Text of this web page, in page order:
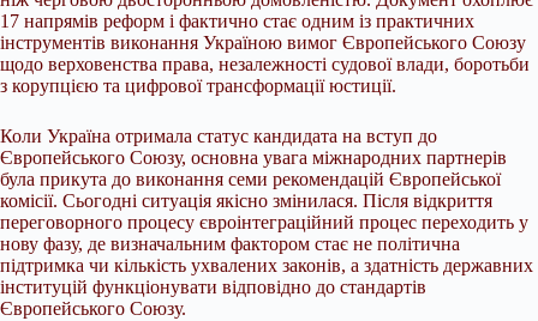
17 напрямів реформ і фактично стає одним із практичних
інструментів виконання Україною вимог Європейського Союзу
щодо верховенства права, незалежності судової влади, боротьби
з корупцією та цифрової трансформації юстиції.
Коли Україна отримала статус кандидата на вступ до
Європейського Союзу, основна увага міжнародних партнерів
була прикута до виконання семи рекомендацій Європейської
комісії. Сьогодні ситуація якісно змінилася. Після відкриття
переговорного процесу євроінтеграційний процес переходить у
нову фазу, де визначальним фактором стає не політична
підтримка чи кількість ухвалених законів, а здатність державних
інституцій функціонувати відповідно до стандартів
Європейського Союзу.